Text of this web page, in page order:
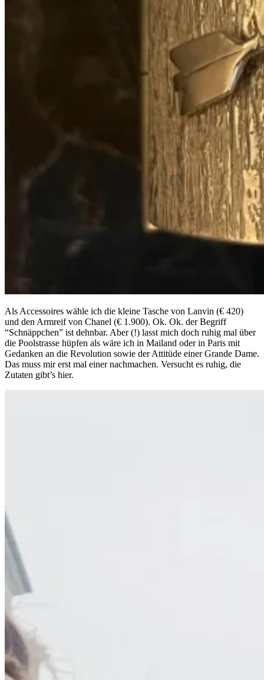
Als Accessoires wähle ich die kleine Tasche von Lanvin (€ 420)
und den Armreif von Chanel (€ 1.900). Ok. Ok. der Begriff
“Schnäppchen” ist dehnbar. Aber (!) lasst mich doch ruhig mal über
die Poolstrasse hüpfen als wäre ich in Mailand oder in Paris mit
Gedanken an die Revolution sowie der Attitüde einer Grande Dame.
Das muss mir erst mal einer nachmachen. Versucht es ruhig, die
Zutaten gibt’s hier.